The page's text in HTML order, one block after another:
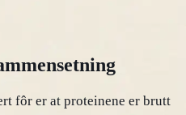
fôr er at proteinene er brutt